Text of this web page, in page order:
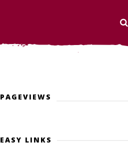
PAGEVIEWS
EASY LINKS